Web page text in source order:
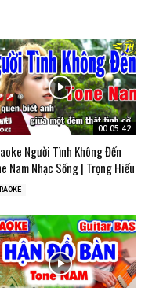
00:05:42
Người Tình Không Đến
Nam Nhạc Sống | Trọng Hiếu